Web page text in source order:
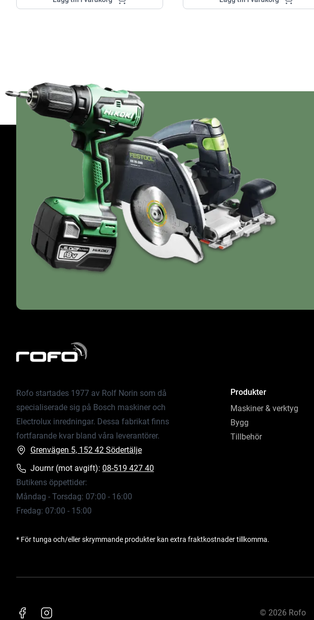
Rofo startades 1977 av Rolf Norin som då
specialiserade sig på Bosch maskiner och
Electrolux inredningar. Dessa fabrikat finns
fortfarande kvar bland våra leverantörer.
Grenvägen 5, 152 42 Södertälje
Journr (mot avgift): 08-519 427 40
Butikens öppettider:
Måndag - Torsdag: 07:00 - 16:00
Fredag: 07:00 - 15:00
Produkter
Maskiner & verktyg
Bygg
Tillbehör
* För tunga och/eller skrymmande produkter kan extra fraktkostnader tillkomma.
© 2026 Rofo